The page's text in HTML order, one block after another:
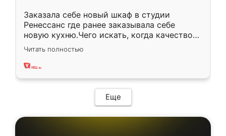
Заказала себе новый шкаф в студии
Ренессанс где ранее заказывала себе
новую кухню.Чего искать, когда качеством
вполне довольна. Служит кухня уже почти
два года, нареканий нет.
Читать полностью
Еще